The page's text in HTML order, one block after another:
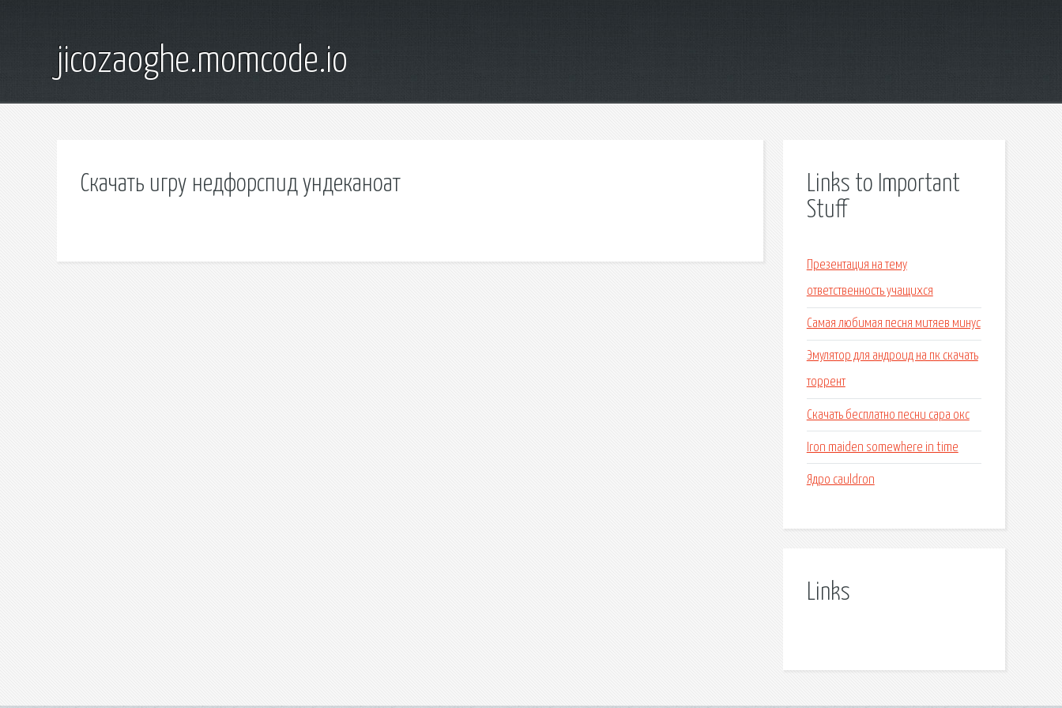
jicozaoghe.momcode.io
Скачать игру недфорспид ундеканоат
Links to Important
Stuff
Презентация на тему
ответственность учащихся
Самая любимая песня митяев минус
Эмулятор для андроид на пк скачать
торрент
Скачать бесплатно песни сара окс
Iron maiden somewhere in time
Ядро cauldron
Links